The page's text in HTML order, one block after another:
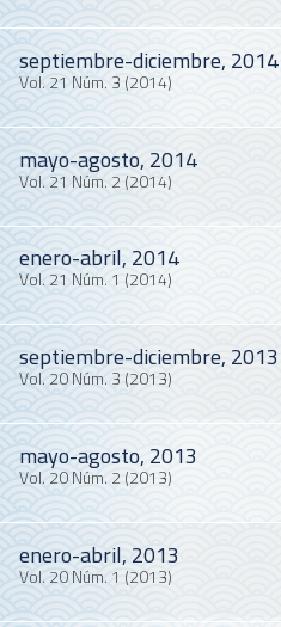
septiembre-diciembre, 2014
Vol. 21 Núm. 3 (2014)
mayo-agosto, 2014
Vol. 21 Núm. 2 (2014)
enero-abril, 2014
Vol. 21 Núm. 1 (2014)
septiembre-diciembre, 2013
Vol. 20 Núm. 3 (2013)
mayo-agosto, 2013
Vol. 20 Núm. 2 (2013)
enero-abril, 2013
Vol. 20 Núm. 1 (2013)